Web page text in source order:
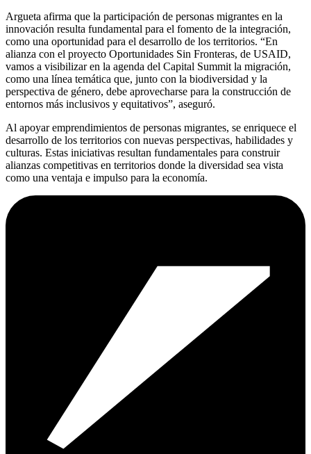
Argueta afirma que la participación de personas migrantes en la
innovación resulta fundamental para el fomento de la integración,
como una oportunidad para el desarrollo de los territorios. “En
alianza con el proyecto Oportunidades Sin Fronteras, de USAID,
vamos a visibilizar en la agenda del Capital Summit la migración,
como una línea temática que, junto con la biodiversidad y la
perspectiva de género, debe aprovecharse para la construcción de
entornos más inclusivos y equitativos”, aseguró.
Al apoyar emprendimientos de personas migrantes, se enriquece el
desarrollo de los territorios con nuevas perspectivas, habilidades y
culturas. Estas iniciativas resultan fundamentales para construir
alianzas competitivas en territorios donde la diversidad sea vista
como una ventaja e impulso para la economía.